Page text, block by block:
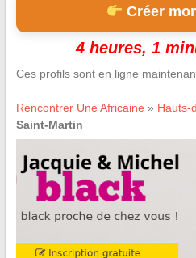
Créer
4 heures, 1
Ces profils sont en ligne
Rencontrer Une Africaine » Hauts-
Saint-Martin